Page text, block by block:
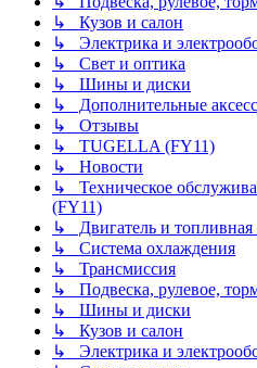
↳ Кузов и салон
↳ Электрика и
↳ Свет и оптика
↳ Шины и диски
↳ Дополнительные
↳ Отзывы
↳ TUGELLA (FY11)
↳ Новости
↳ Техническое
(FY11)
↳ Двигатель и топливная
↳ Система охлаждения
↳ Трансмиссия
↳ Подвеска, рулевое,
↳ Шины и диски
↳ Кузов и салон
↳ Электрика и